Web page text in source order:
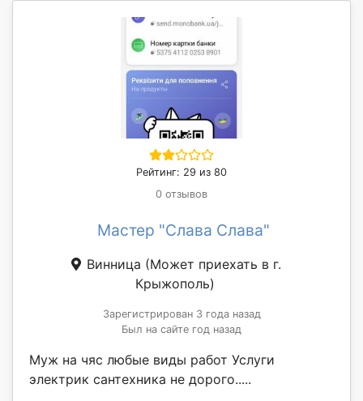
Рейтинг: 29 из 80
0 отзывов
Мастер "Слава Слава"
Винница (Может приехать в г.
Крыжополь)
Зарегистрирован 3 года назад
Был на сайте год назад
Муж на чяс любые виды работ Услуги
электрик сантехника не дорого.....